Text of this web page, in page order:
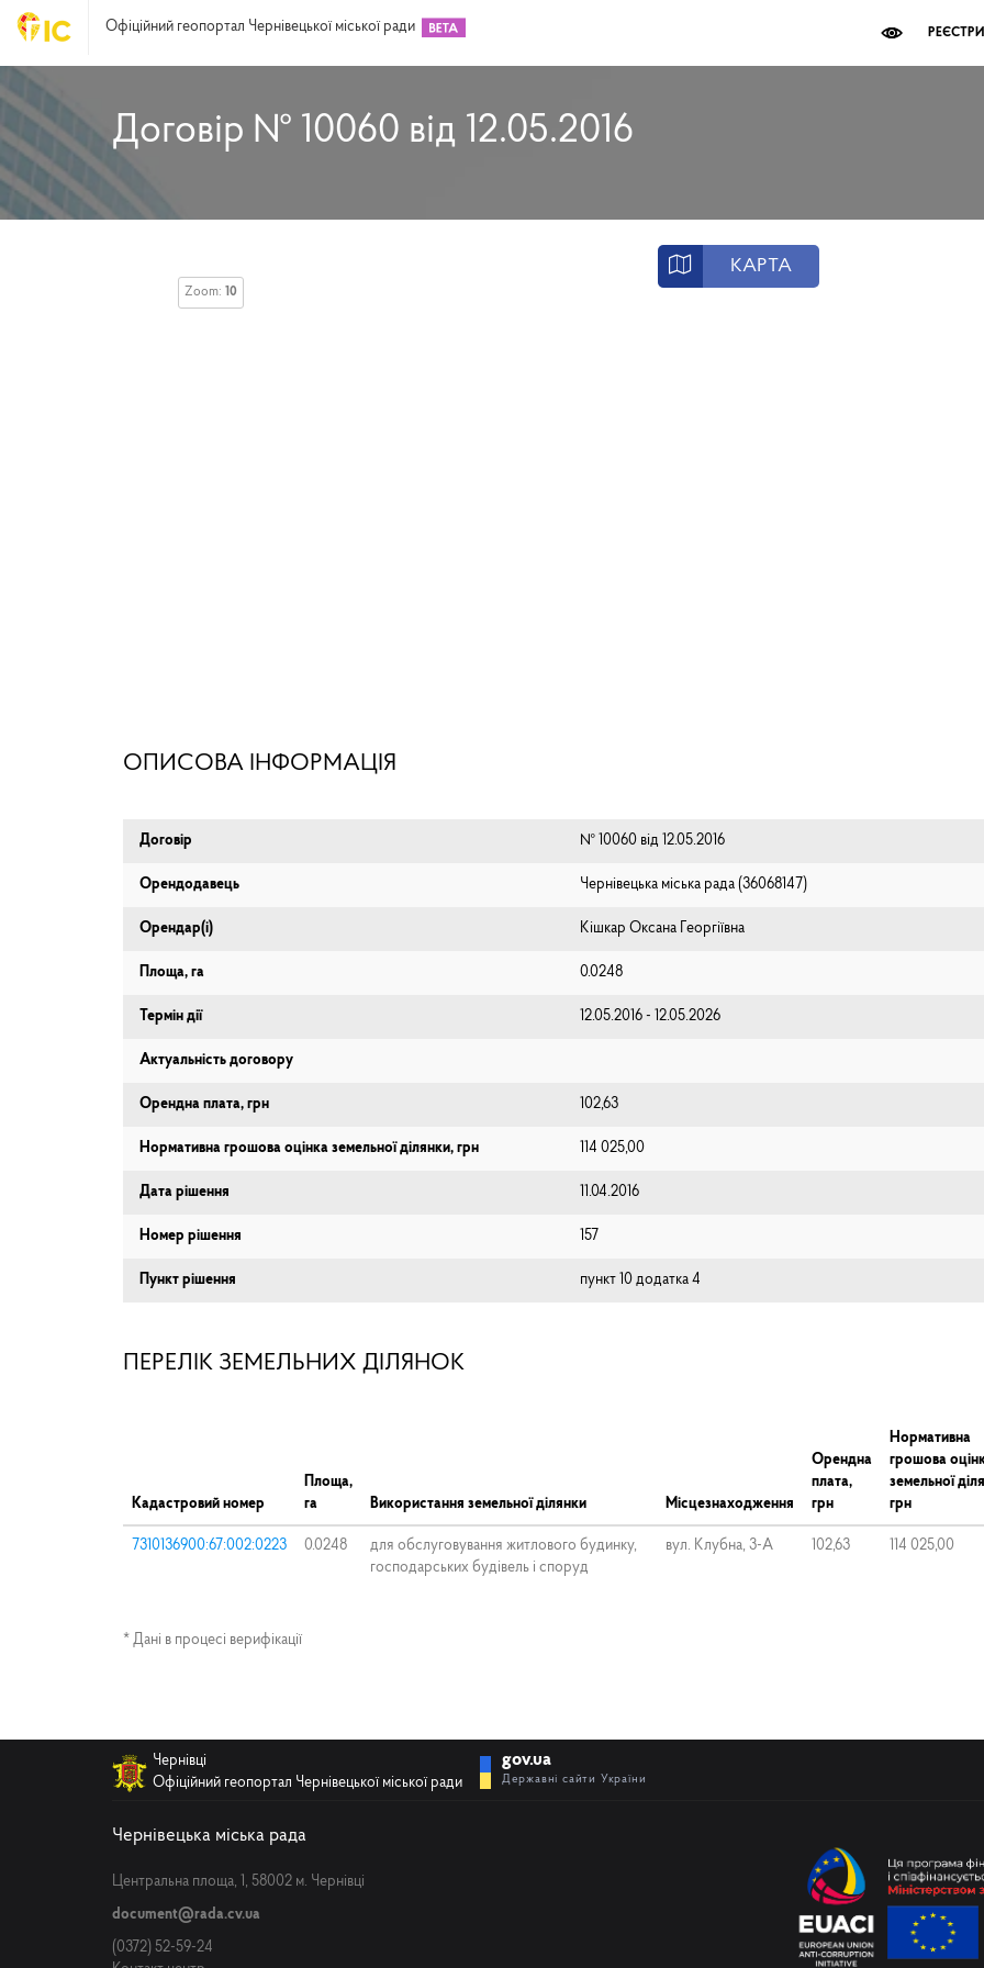
Офіційний геопортал Чернівецької міської ради РЕЄСТРИ
Договір № 10060 від 12.05.2016
КАРТА
Zoom: 10
ОПИСОВА ІНФОРМАЦІЯ
Договір № 10060 від 12.05.2016
Орендодавець Чернівецька міська рада (⁨36068147⁩)
Орендар(і) Кішкар Оксана Георгіївна
Площа, га 0.0248
Термін дії 12.05.2016 - 12.05.2026
Актуальність договору
Орендна плата, грн 102,63
Нормативна грошова оцінка земельної ділянки, грн 114 025,00
Дата рішення 11.04.2016
Номер рішення 157
Пункт рішення пункт 10 додатка 4
ПЕРЕЛІК ЗЕМЕЛЬНИХ ДІЛЯНОК
Кадастровий номер
Площа,
га
Використання земельної ділянки Місцезнаходження
Орендна
плата,
грн
Нормативна
грошова
земельної
грн
7310136900:67:002:0223 0.0248
для обслуговування житлового будинку,
господарських будівель і споруд
вул. Клубна, 3-А 102,63 114 025,00
* Дані в процесі верифікації
Чернівці
Офіційний геопортал Чернівецької міської ради
gov.ua
Державні сайти України
Чернівецька міська рада
Центральна площа, 1, 58002 м. Чернівці
document@rada.cv.ua
(0372) 52-59-24